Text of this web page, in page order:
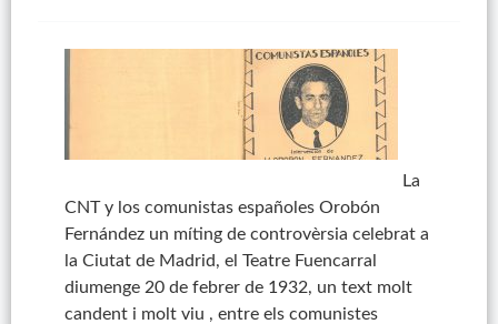
La
CNT y los comunistas españoles Orobón
Fernández un míting de controvèrsia celebrat a
la Ciutat de Madrid, el Teatre Fuencarral
diumenge 20 de febrer de 1932, un text molt
candent i molt viu , entre els comunistes